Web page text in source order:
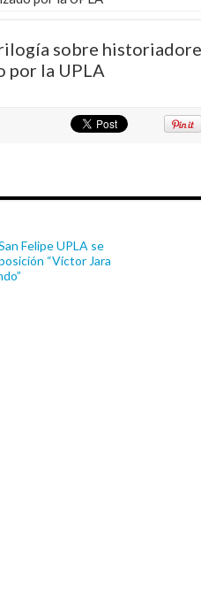
sobre
por la UPLA
Felipe UPLA se
“Víctor Jara